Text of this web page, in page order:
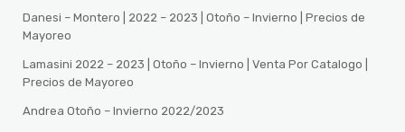
Danesi – Montero | 2022 – 2023 | Otoño – Invierno | Precios de
Mayoreo
Lamasini 2022 – 2023 | Otoño – Invierno | Venta Por Catalogo |
Precios de Mayoreo
Andrea Otoño – Invierno 2022/2023